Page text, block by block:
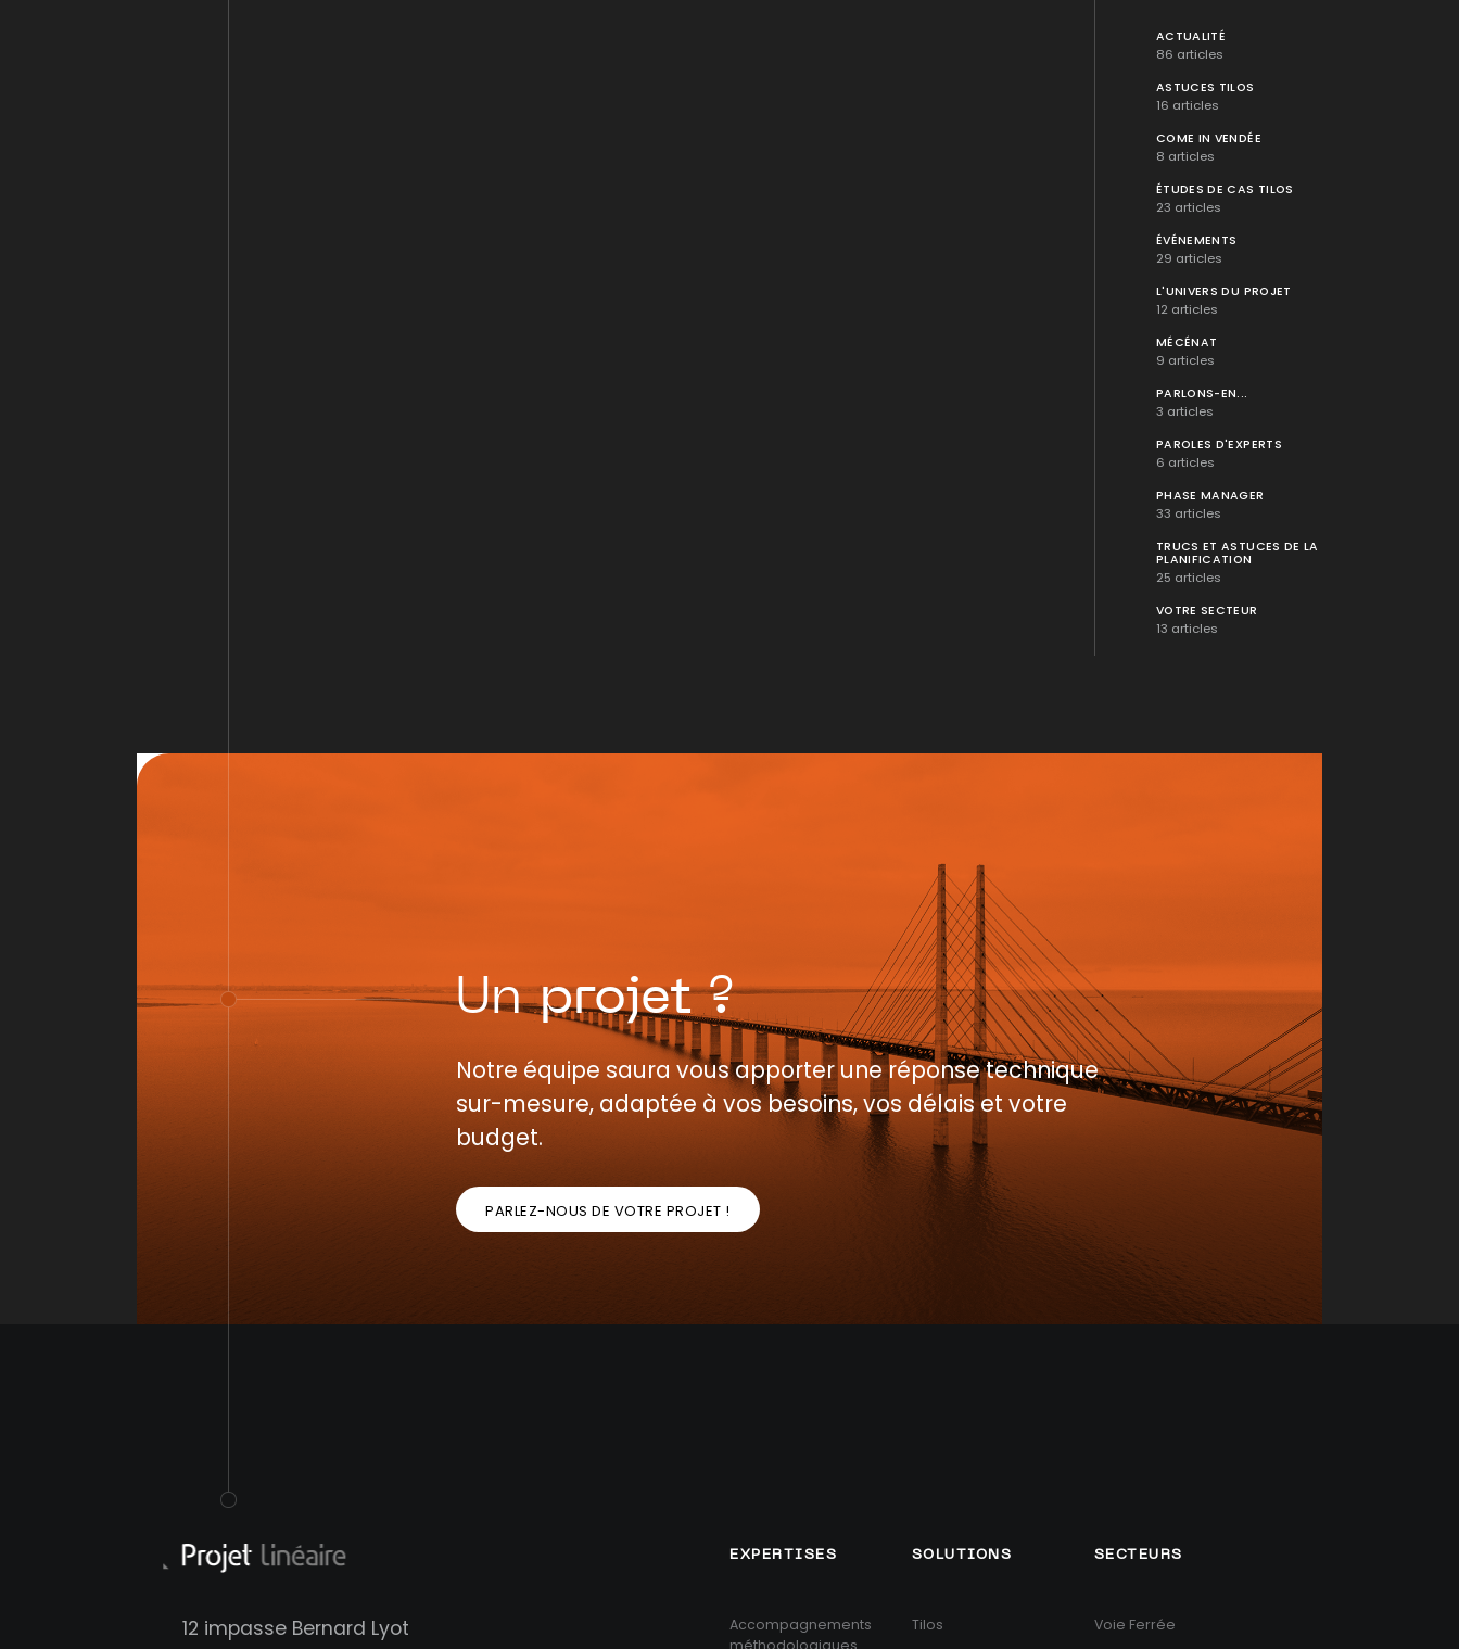
ACTUALITÉ
86 articles
ASTUCES TILOS
16 articles
COME IN VENDÉE
8 articles
ÉTUDES DE CAS TILOS
23 articles
ÉVÉNEMENTS
29 articles
L'UNIVERS DU PROJET
12 articles
MÉCÉNAT
9 articles
PARLONS-EN...
3 articles
PAROLES D'EXPERTS
6 articles
PHASE MANAGER
33 articles
TRUCS ET ASTUCES DE LA
PLANIFICATION
25 articles
VOTRE SECTEUR
13 articles
Unprojet?
Notre équipe saura vous apporter une réponse technique
sur-mesure, adaptée à vos besoins, vos délais et votre
budget.
PARLEZ-NOUS DE VOTRE PROJET !
12 impasse Bernard Lyot
EXPERTISES
Accompagnements
méthodologiques
SOLUTIONS
Tilos
SECTEURS
Voie Ferrée